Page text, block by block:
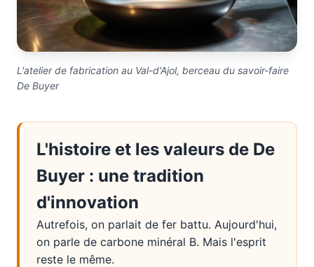
L'atelier de fabrication au Val-d'Ajol, berceau du savoir-faire
De Buyer
L'histoire et les valeurs de De
Buyer : une tradition
d'innovation
Autrefois, on parlait de fer battu. Aujourd'hui,
on parle de carbone minéral B. Mais l'esprit
reste le même.